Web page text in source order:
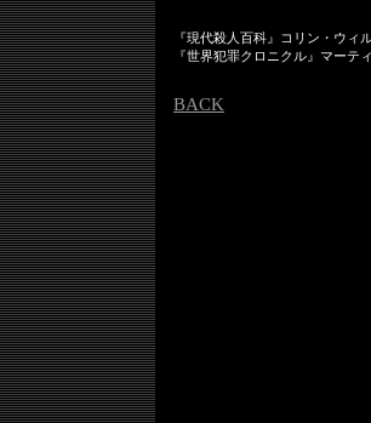
『現代殺人百科』コリン・ウィ
『世界犯罪クロニクル』マーテ
BACK